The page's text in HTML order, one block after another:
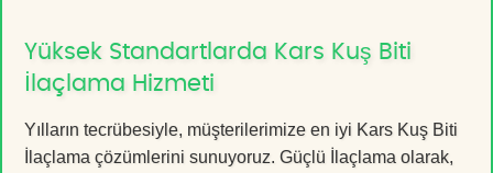
Yüksek Standartlarda Kars Kuş Biti
İlaçlama Hizmeti
Yılların tecrübesiyle, müşterilerimize en iyi Kars Kuş Biti
İlaçlama çözümlerini sunuyoruz. Güçlü İlaçlama olarak,